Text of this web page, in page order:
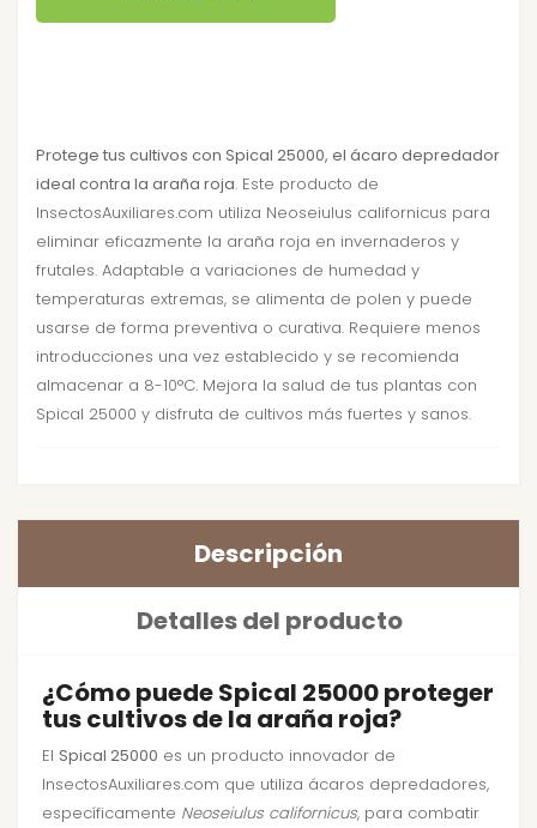
Protege tus cultivos con Spical 25000, el ácaro depredador
ideal contra la araña roja. Este producto de
InsectosAuxiliares.com utiliza Neoseiulus californicus para
eliminar eficazmente la araña roja en invernaderos y
frutales. Adaptable a variaciones de humedad y
temperaturas extremas, se alimenta de polen y puede
usarse de forma preventiva o curativa. Requiere menos
introducciones una vez establecido y se recomienda
almacenar a 8-10°C. Mejora la salud de tus plantas con
Spical 25000 y disfruta de cultivos más fuertes y sanos.
Descripción
Detalles del producto
¿Cómo puede Spical 25000 proteger
tus cultivos de la araña roja?
El Spical 25000 es un producto innovador de
InsectosAuxiliares.com que utiliza ácaros depredadores,
específicamente Neoseiulus californicus, para combatir